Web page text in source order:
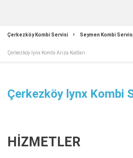
Çerkezköy Kombi Servisi Seymen Kombi Servisi
Çerkezköy lynx Kombi Arıza Kodları
Çerkezköy lynx Kombi
HİZMETLER